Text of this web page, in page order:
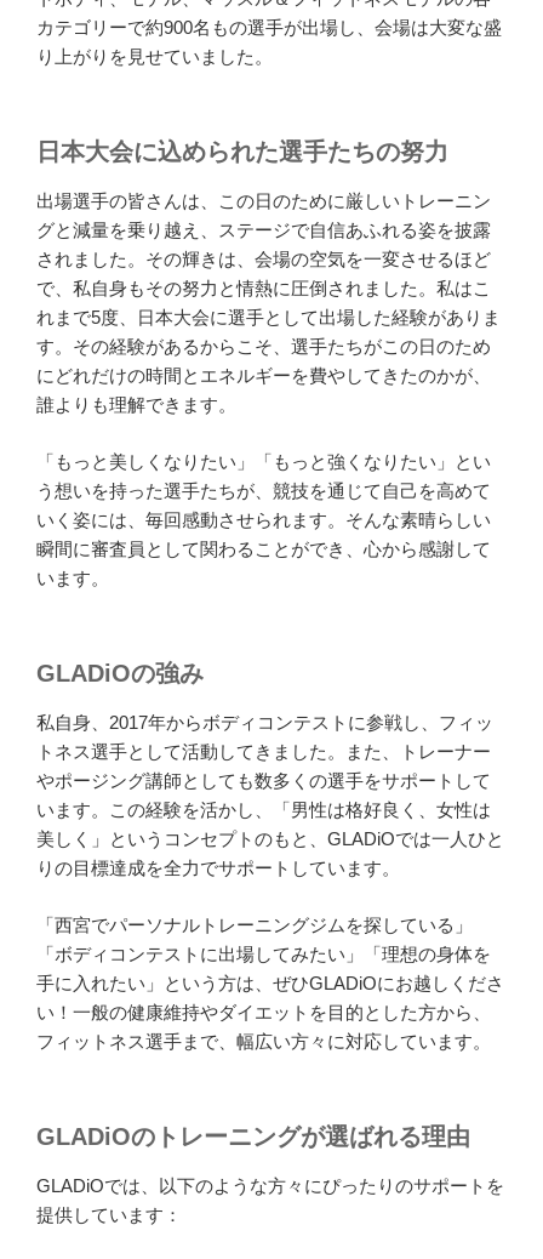
カテゴリーで約900名もの選手が出場し、会場は大変な盛
り上がりを見せていました。
日本大会に込められた選手たちの努力
出場選手の皆さんは、この日のために厳しいトレーニン
グと減量を乗り越え、ステージで自信あふれる姿を披露
されました。その輝きは、会場の空気を一変させるほど
で、私自身もその努力と情熱に圧倒されました。私はこ
れまで5度、日本大会に選手として出場した経験がありま
す。その経験があるからこそ、選手たちがこの日のため
にどれだけの時間とエネルギーを費やしてきたのかが、
誰よりも理解できます。
「もっと美しくなりたい」「もっと強くなりたい」とい
う想いを持った選手たちが、競技を通じて自己を高めて
いく姿には、毎回感動させられます。そんな素晴らしい
瞬間に審査員として関わることができ、心から感謝して
います。
GLADiOの強み
私自身、2017年からボディコンテストに参戦し、フィッ
トネス選手として活動してきました。また、トレーナー
やポージング講師としても数多くの選手をサポートして
います。この経験を活かし、「男性は格好良く、女性は
美しく」というコンセプトのもと、GLADiOでは一人ひと
りの目標達成を全力でサポートしています。
「西宮でパーソナルトレーニングジムを探している」
「ボディコンテストに出場してみたい」「理想の身体を
手に入れたい」という方は、ぜひGLADiOにお越しくださ
い！一般の健康維持やダイエットを目的とした方から、
フィットネス選手まで、幅広い方々に対応しています。
GLADiOのトレーニングが選ばれる理由
GLADiOでは、以下のような方々にぴったりのサポートを
提供しています：